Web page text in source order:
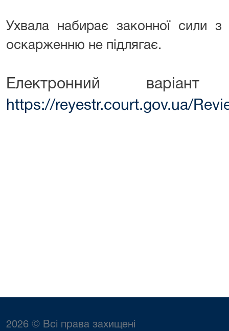
Ухвала набирає законної сили з
оскарженню не підлягає.
Електронний
https://reyestr.court.gov.ua/
2026 © Всі права захищені